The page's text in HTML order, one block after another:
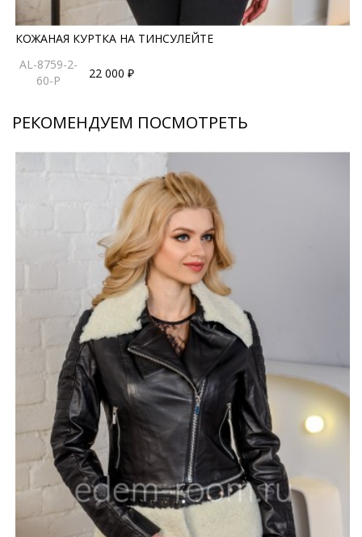
КОЖАНАЯ КУРТКА НА ТИНСУЛЕЙТЕ
AL-8759-2-
60-P
22 000 ₽
РЕКОМЕНДУЕМ ПОСМОТРЕТЬ